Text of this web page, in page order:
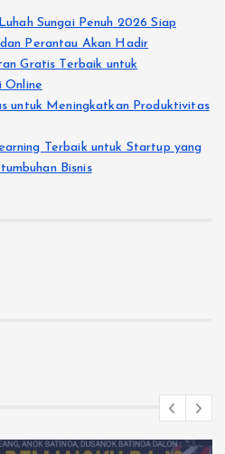
Sungai Penuh 2026 Siap
Perantau Akan Hadir
Gratis Terbaik untuk
Online
untuk Meningkatkan Produktivitas
Terbaik untuk Startup yang
Bisnis